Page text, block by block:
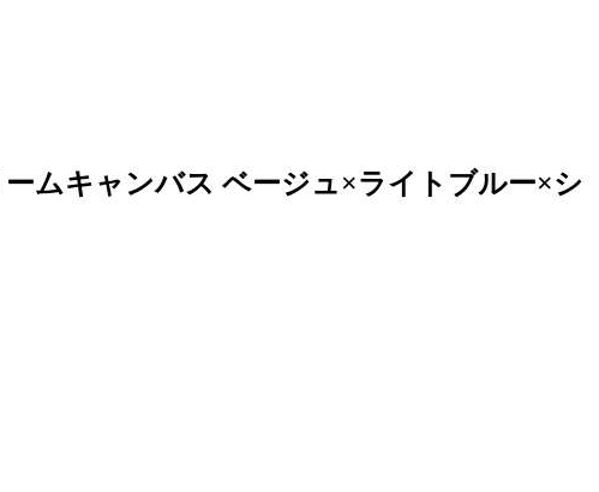
ムキャンバス ベージュ×ライトブルー×シ